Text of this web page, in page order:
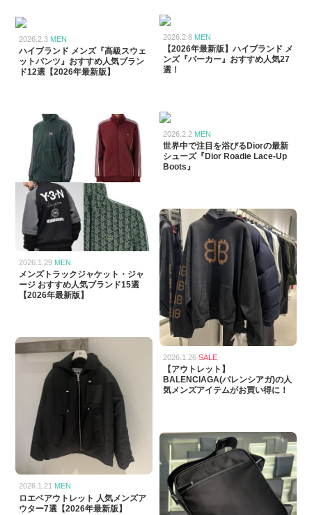
2026.2.3 MEN
ハイブランド メンズ『高級スウェ
ットパンツ』おすすめ人気ブラン
ド12選【2026年最新版】
2026.1.29 MEN
メンズトラックジャケット・ジャ
ージ おすすめ人気ブランド15選
【2026年最新版】
2026.1.21 MEN
ロエベアウトレット 人気メンズア
ウター7選【2026年最新版】
2026.2.8 MEN
【2026年最新版】ハイブランド メ
ンズ『パーカー』おすすめ人気27
選！
2026.2.2 MEN
世界中で注目を浴びるDiorの最新
シューズ『Dior Roadie Lace-Up
Boots』
2026.1.26 SALE
【アウトレット】
BALENCIAGA(バレンシアガ)の人
気メンズアイテムがお買い得に！